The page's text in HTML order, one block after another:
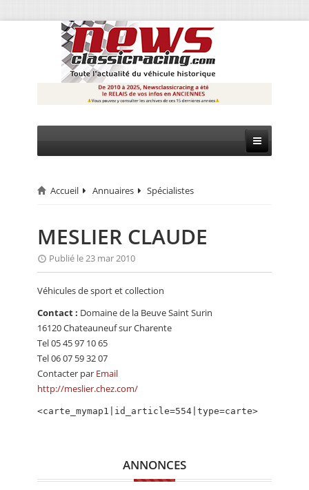
CIRCUIT
RALLYE
MONTAGNE
EVÈNEMENTS
CALENDRIER
FOCUS
VIDEO
Accueil Annuaires Spécialistes
MESLIER CLAUDE
Publié le 23 mar 2010
Véhicules de sport et collection
Contact : Domaine de la Beuve Saint Surin
16120 Chateauneuf sur Charente
Tel 05 45 97 10 65
Tel 06 07 59 32 07
Contacter par Email
http://meslier.chez.com/
<carte_mymap1|id_article=554|type=carte>
ANNONCES